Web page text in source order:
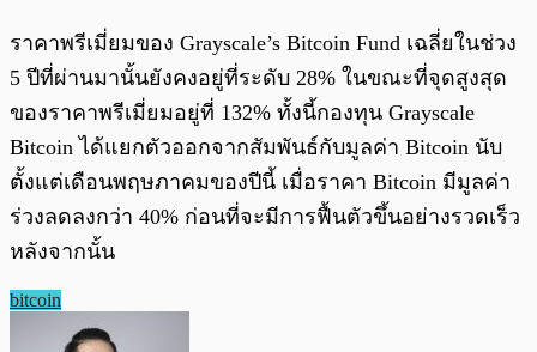
ราคาพรีเมี่ยมของ Grayscale’s Bitcoin Fund เฉลี่ยในช่วง
5 ปีที่ผ่านมานั้นยังคงอยู่ที่ระดับ 28% ในขณะที่จุดสูงสุด
ของราคาพรีเมี่ยมอยู่ที่ 132% ทั้งนี้กองทุน Grayscale
Bitcoin ได้แยกตัวออกจากสัมพันธ์กับมูลค่า Bitcoin นับ
ตั้งแต่เดือนพฤษภาคมของปีนี้ เมื่อราคา Bitcoin มีมูลค่า
ร่วงลดลงกว่า 40% ก่อนที่จะมีการฟื้นตัวขึ้นอย่างรวดเร็ว
หลังจากนั้น
bitcoin